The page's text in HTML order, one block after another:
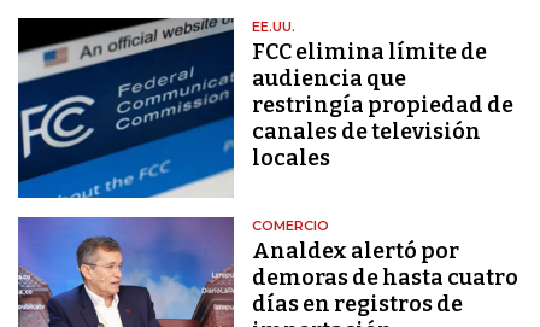
EE.UU.
FCC elimina límite de
audiencia que
restringía propiedad de
canales de televisión
locales
COMERCIO
Analdex alertó por
demoras de hasta cuatro
días en registros de